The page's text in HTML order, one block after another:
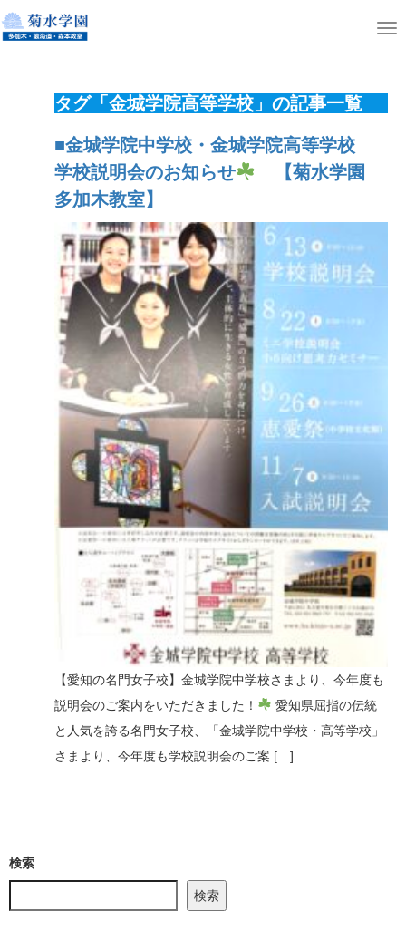
T
ホーム ニュース
タグ「金城学院高等学校」の記事一覧
■金城学院中学校・金城学院高等学校
学校説明会のお知らせ
【菊水学園
多加木教室】
【愛知の名門女子校】金城学院中学校さまより、今年度も
説明会のご案内をいただきました！
愛知県屈指の伝統
と人気を誇る名門女子校、「金城学院中学校・高等学校」
さまより、今年度も学校説明会のご案 […]
検索
検索